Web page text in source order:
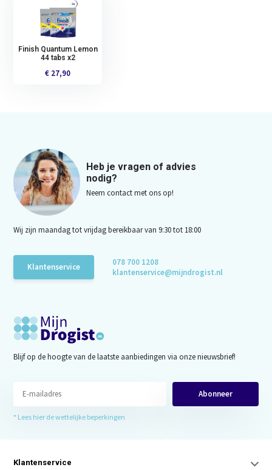
Finish Quantum Lemon
44 tabs x2
€ 27,90
Heb je vragen of advies
nodig?
Neem contact met ons op!
Wij zijn maandag tot vrijdag bereikbaar van 9:30 tot 18:00
Klantenservice
078 700 1208
klantenservice@mijndrogist.nl
Blijf op de hoogte van de laatste aanbiedingen via onze nieuwsbrief!
Abonneer
* Lees hier de wettelijke beperkingen
Klantenservice